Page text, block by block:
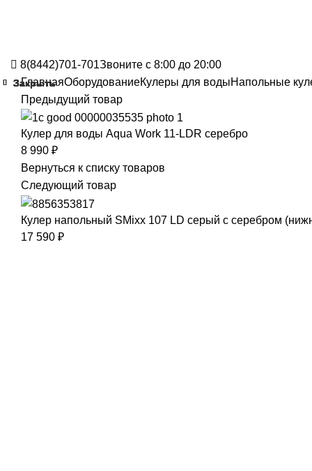
8(8442)701-701Звоните с 8:00 до 20:00
ГлавнаяОборудованиеКулеры для водыНапольные
Предыдущий товар
Кулер для воды Aqua Work 11-LDR серебро
8 990 ₽
Вернуться к списку товаров
Следующий товар
Кулер напольный SMixx 107 LD серый с серебром
17 590 ₽
Закрыть
Закрыть
Закрыть
Закрыть
Закрыть
Закрыть
Закрыть
Закрыть
Закрыть